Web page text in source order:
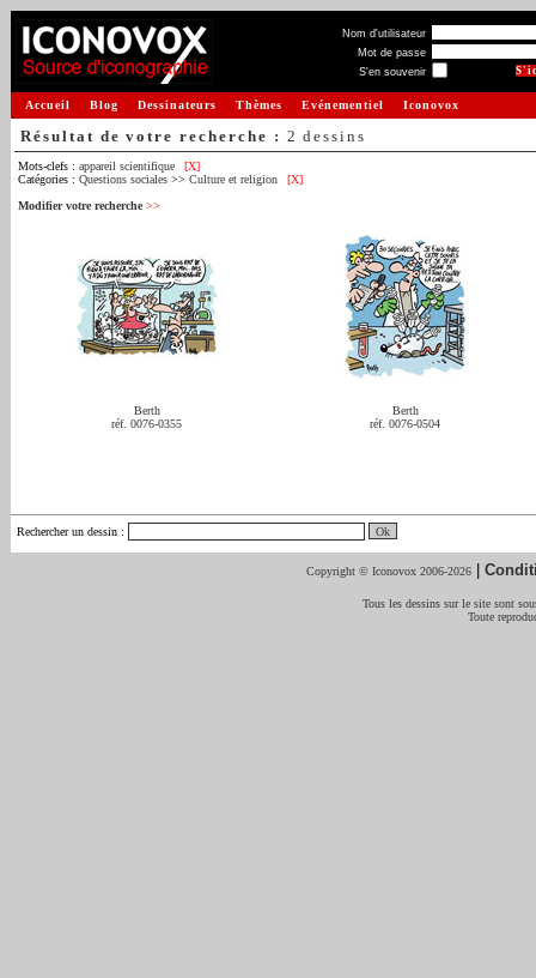
Nom d'utilisateur
Mot de passe
S'en souvenir
Accueil Blog Dessinateurs Thèmes Evénementiel Iconovox
Résultat de votre recherche : 2 dessins
Mots-clefs : appareil scientifique
[X]
Catégories : Questions sociales >> Culture et religion
[X]
Modifier votre recherche >>
Berth
réf. 0076-0355
Berth
réf. 0076-0504
Rechercher un dessin :
Copyright © Iconovox 2006-2026 |
Tous les dessins sur le site sont
Toute